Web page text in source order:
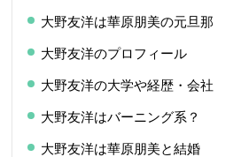
大野友洋は華原朋美の元旦那
大野友洋のプロフィール
大野友洋の大学や経歴・会社
大野友洋はバーニング系？
大野友洋は華原朋美と結婚